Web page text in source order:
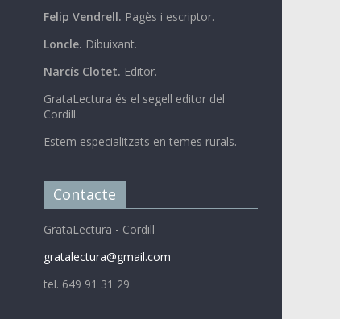
Felip Vendrell. Pagès i escriptor.
Loncle. Dibuixant.
Narcís Clotet. Editor.
GrataLectura és el segell editor del
Cordill.
Estem especialitzats en temes rurals.
Contacte
GrataLectura - Cordill
gratalectura@gmail.com
tel. 649 91 31 29